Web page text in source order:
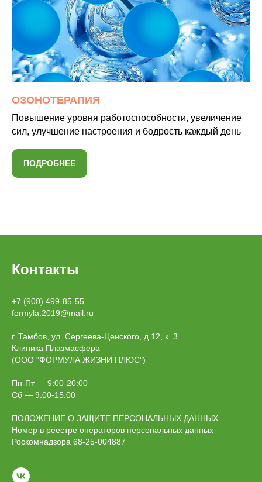
ОЗОНОТЕРАПИЯ
Повышение уровня работоспособности, увеличение
сил, улучшение настроения и бодрость каждый день
ПОДРОБНЕЕ
Контакты
+7 (900) 499-85-55
formyla.2019@mail.ru
г. Тамбов, ул. Сергеева-Ценского, д.12, к. 3
Клиника Плазмасфера
(ООО "ФОРМУЛА ЖИЗНИ ПЛЮС")
Пн-Пт — 9:00-20:00
Сб — 9:00-15:00
ПОЛОЖЕНИЕ О ЗАЩИТЕ ПЕРСОНАЛЬНЫХ ДАННЫХ
Номер в реестре операторов персональных данных
Роскомнадзора 68-25-004887